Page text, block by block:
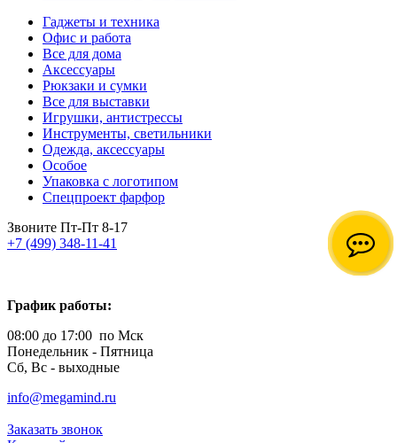
Гаджеты и техника
Офис и работа
Все для дома
Аксессуары
Рюкзаки и сумки
Все для выставки
Игрушки, антистрессы
Инструменты, светильники
Одежда, аксессуары
Особое
Упаковка с логотипом
Спецпроект фарфор
Звоните Пт-Пт 8-17
+7 (499) 348-11-41
График работы:
08:00 до 17:00 по Мск
Понедельник - Пятница
Сб, Вс - выходные
info@megamind.ru
Заказать звонок